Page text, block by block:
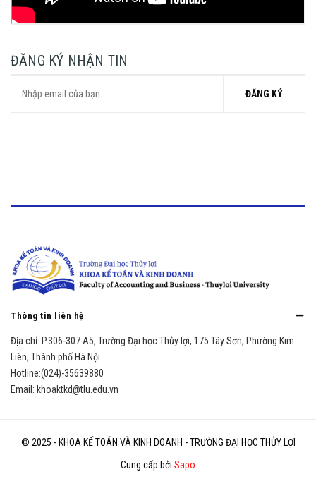
ĐĂNG KÝ NHẬN TIN
ĐĂNG KÝ
Thông tin liên hệ
Địa chỉ: P.306-307 A5, Trường Đại học Thủy lợi, 175 Tây Sơn, Phường Kim
Liên, Thành phố Hà Nội
Hotline:(024)-35639880
Email: khoaktkd@tlu.edu.vn
© 2025 - KHOA KẾ TOÁN VÀ KINH DOANH - TRƯỜNG ĐẠI HỌC THỦY LỢI
Cung cấp bởi Sapo